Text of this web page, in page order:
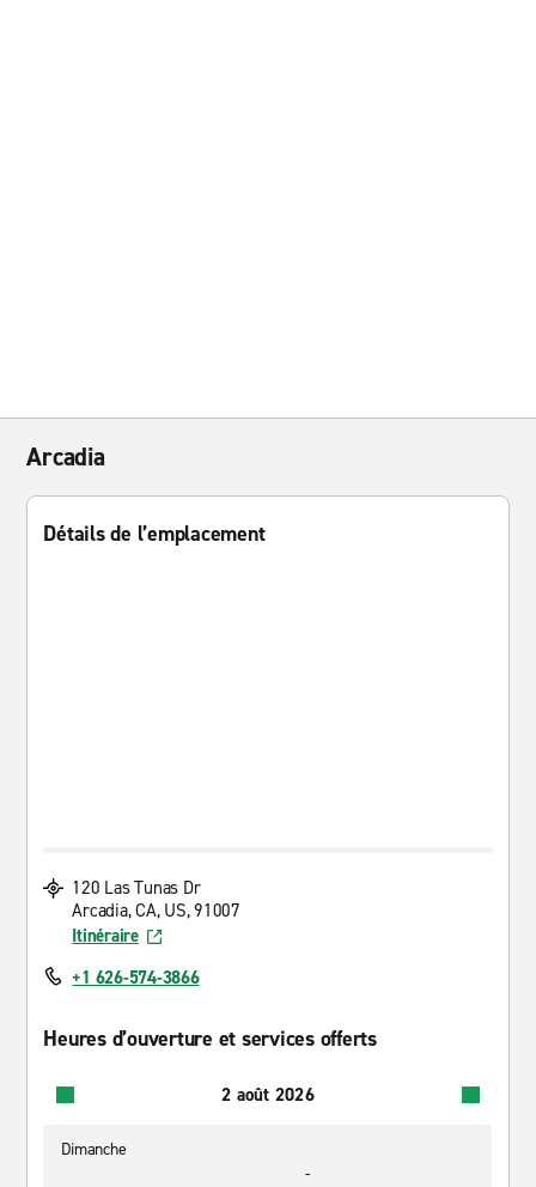
Arcadia
Détails de l’emplacement
120 Las Tunas Dr
Arcadia, CA, US, 91007
Itinéraire
+1 626-574-3866
Heures d’ouverture et services offerts
2 août 2026
Dimanche
-